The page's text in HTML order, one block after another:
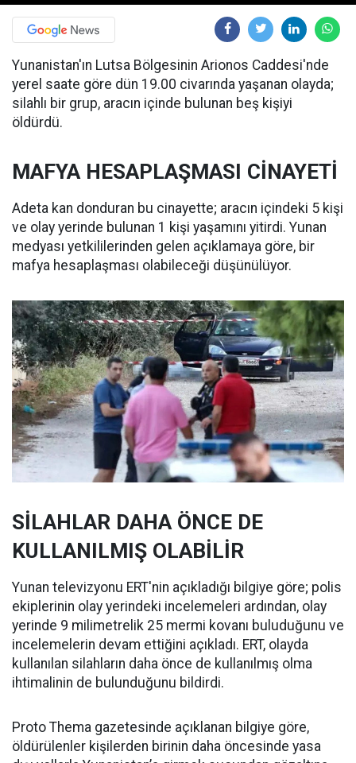
Yunanistan'ın Lutsa Bölgesinin Arionos Caddesi'nde
yerel saate göre dün 19.00 civarında yaşanan olayda;
silahlı bir grup, aracın içinde bulunan beş kişiyi
öldürdü.
MAFYA HESAPLAŞMASI CİNAYETİ
Adeta kan donduran bu cinayette; aracın içindeki 5 kişi
ve olay yerinde bulunan 1 kişi yaşamını yitirdi. Yunan
medyası yetkililerinden gelen açıklamaya göre, bir
mafya hesaplaşması olabileceği düşünülüyor.
SİLAHLAR DAHA ÖNCE DE
KULLANILMIŞ OLABİLİR
Yunan televizyonu ERT'nin açıkladığı bilgiye göre; polis
ekiplerinin olay yerindeki incelemeleri ardından, olay
yerinde 9 milimetrelik 25 mermi kovanı buluduğunu ve
incelemelerin devam ettiğini açıkladı. ERT, olayda
kullanılan silahların daha önce de kullanılmış olma
ihtimalinin de bulunduğunu bildirdi.
Proto Thema gazetesinde açıklanan bilgiye göre,
öldürülenler kişilerden birinin daha öncesinde yasa